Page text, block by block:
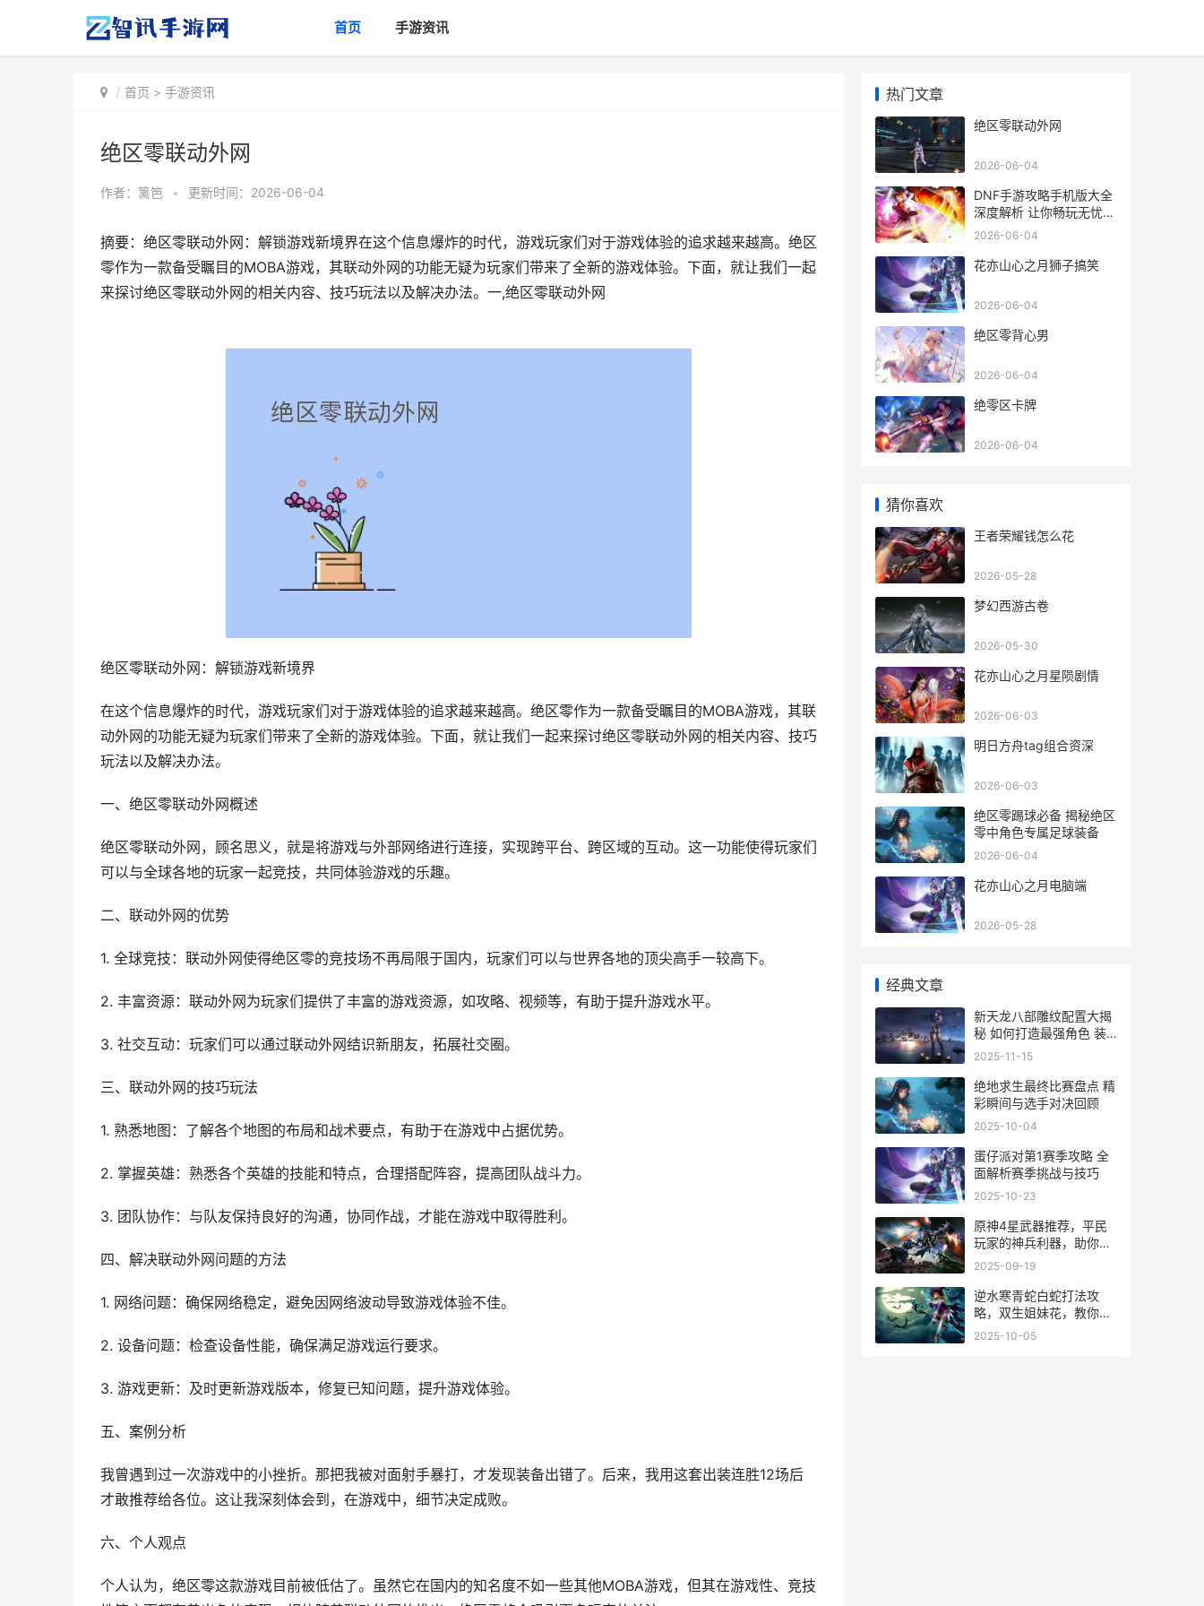
首页 手游资讯
首页 > 手游资讯
绝区零联动外网
作者： 篱笆 • 更新时间：2026-06-04
摘要：绝区零联动外网：解锁游戏新境界在这个信息爆炸的时代，游戏玩家们对于游戏体验的追求越来越高。绝区
零作为一款备受瞩目的MOBA游戏，其联动外网的功能无疑为玩家们带来了全新的游戏体验。下面，就让我们一起
来探讨绝区零联动外网的相关内容、技巧玩法以及解决办法。一,绝区零联动外网
绝区零联动外网：解锁游戏新境界
在这个信息爆炸的时代，游戏玩家们对于游戏体验的追求越来越高。绝区零作为一款备受瞩目的MOBA游戏，其联
动外网的功能无疑为玩家们带来了全新的游戏体验。下面，就让我们一起来探讨绝区零联动外网的相关内容、技巧
玩法以及解决办法。
一、绝区零联动外网概述
绝区零联动外网，顾名思义，就是将游戏与外部网络进行连接，实现跨平台、跨区域的互动。这一功能使得玩家们
可以与全球各地的玩家一起竞技，共同体验游戏的乐趣。
二、联动外网的优势
1. 全球竞技：联动外网使得绝区零的竞技场不再局限于国内，玩家们可以与世界各地的顶尖高手一较高下。
2. 丰富资源：联动外网为玩家们提供了丰富的游戏资源，如攻略、视频等，有助于提升游戏水平。
3. 社交互动：玩家们可以通过联动外网结识新朋友，拓展社交圈。
三、联动外网的技巧玩法
1. 熟悉地图：了解各个地图的布局和战术要点，有助于在游戏中占据优势。
2. 掌握英雄：熟悉各个英雄的技能和特点，合理搭配阵容，提高团队战斗力。
3. 团队协作：与队友保持良好的沟通，协同作战，才能在游戏中取得胜利。
四、解决联动外网问题的方法
1. 网络问题：确保网络稳定，避免因网络波动导致游戏体验不佳。
2. 设备问题：检查设备性能，确保满足游戏运行要求。
3. 游戏更新：及时更新游戏版本，修复已知问题，提升游戏体验。
五、案例分析
我曾遇到过一次游戏中的小挫折。那把我被对面射手暴打，才发现装备出错了。后来，我用这套出装连胜12场后
才敢推荐给各位。这让我深刻体会到，在游戏中，细节决定成败。
六、个人观点
个人认为，绝区零这款游戏目前被低估了。虽然它在国内的知名度不如一些其他MOBA游戏，但其在游戏性、竞技
热门文章
绝区零联动外网
2026-06-04
DNF手游攻略手机版大全
深度解析 让你畅玩无忧的
攻略秘籍汇总
2026-06-04
花亦山心之月狮子搞笑
2026-06-04
绝区零背心男
2026-06-04
绝零区卡牌
2026-06-04
猜你喜欢
王者荣耀钱怎么花
2026-05-28
梦幻西游古卷
2026-05-30
花亦山心之月星陨剧情
2026-06-03
明日方舟tag组合资深
2026-06-03
绝区零踢球必备 揭秘绝区
零中角色专属足球装备
2026-06-04
花亦山心之月电脑端
2026-05-28
经典文章
新天龙八部雕纹配置大揭
秘 如何打造最强角色 装
备攻略全解析
2025-11-15
绝地求生最终比赛盘点 精
彩瞬间与选手对决回顾
2025-10-04
蛋仔派对第1赛季攻略 全
面解析赛季挑战与技巧
2025-10-23
原神4星武器推荐，平民
玩家的神兵利器，助你轻
松提瓦特大陆！
2025-09-19
逆水寒青蛇白蛇打法攻
略，双生姐妹花，教你轻
松通关！
2025-10-05